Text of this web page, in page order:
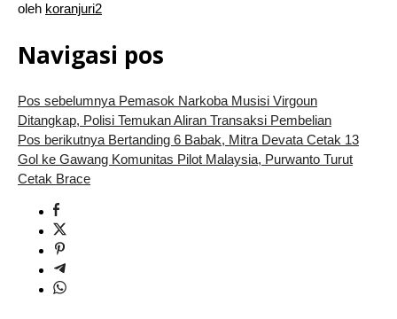
oleh koranjuri2
Navigasi pos
Pos sebelumnyaPemasok Narkoba Musisi Virgoun
Ditangkap, Polisi Temukan Aliran Transaksi Pembelian
Pos berikutnyaBertanding 6 Babak, Mitra Devata Cetak 13
Gol ke Gawang Komunitas Pilot Malaysia, Purwanto Turut
Cetak Brace